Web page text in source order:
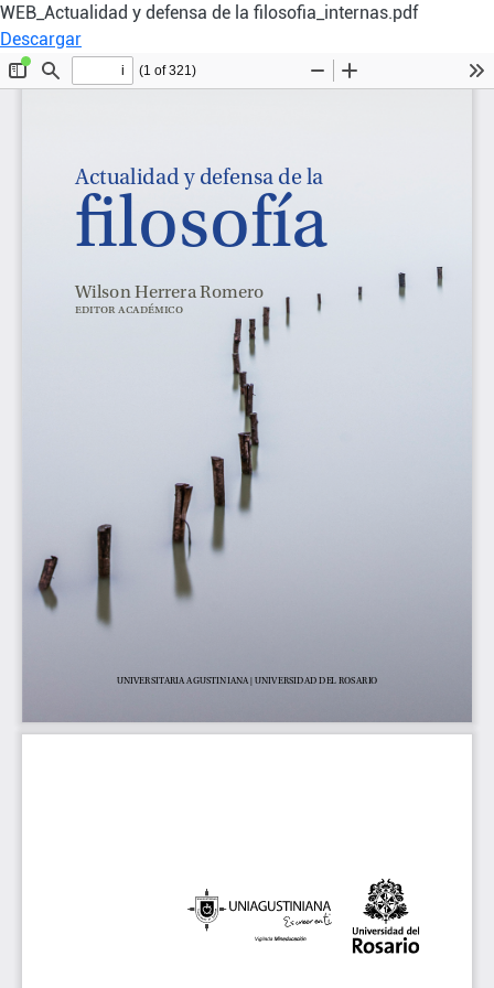
WEB_Actualidad y defensa de la filosofia_internas.pdf
Descargar